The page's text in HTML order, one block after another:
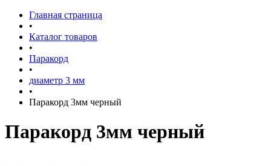
Главная страница
•
Каталог товаров
•
Паракорд
•
диаметр 3 мм
•
Паракорд 3мм черный
Паракорд 3мм черный